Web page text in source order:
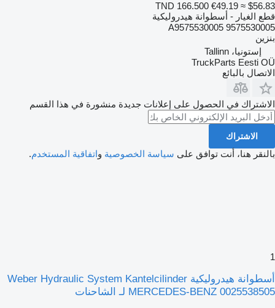
TND 166.500 €49.19 ≈ $56.83
قطع الغيار - أسطوانة هيدروليكية
9575530005 A9575530005
بنزين
إستونيا، Tallinn
TruckParts Eesti OÜ
الاتصال بالبائع
الاشتراك في الحصول على إعلانات جديدة منشورة في هذا القسم
الاشتراك
بالنقر هنا، أنت توافق على سياسة الخصوصية واتفاقية المستخدم.
1
أسطوانة هيدروليكية Weber Hydraulic System Kantelcilinder
MERCEDES-BENZ 0025538505 لـ الشاحنات